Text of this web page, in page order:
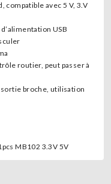
compatible avec 5 V, 3.V
USB
routier, peut passer à
sortie broche, utilisation
MB102 3.3V 5V